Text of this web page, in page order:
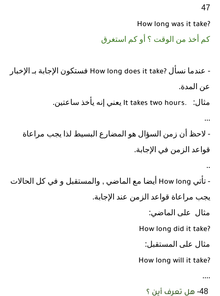
47
How long was it take?
كم أخذ من الوقت ؟ أو كم استغرق
- عندما نسأل How long does it take? فستكون الإجابة بـ الإخبار
عن المدة.
مثال:
It takes two hours. يعني إنه يأخذ ساعتين.
...
- لاحظ أن زمن السؤال هو المضارع البسيط لذا يجب مراعاة
قواعد الزمن في الإجابة.
..
- تأتي How long أيضا مع الماضي , والمستقبل و في كل الحالات
يجب مراعاة قواعد الزمن عند الإجابة.
مثال
على الماضي:
How long did it take?
مثال على المستقبل:
How long will it take?
....
هل تعرف أين ؟